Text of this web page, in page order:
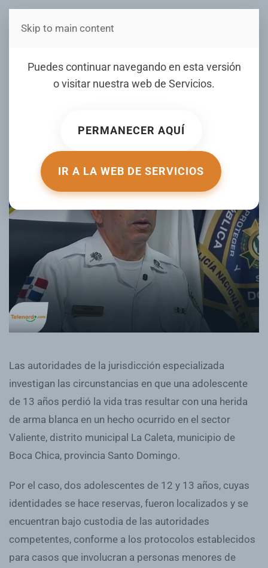
Estás en Telenord Medios
Puedes continuar navegando en esta versión
o visitar nuestra web de Servicios.
PERMANECER AQUÍ
IR A LA WEB DE SERVICIOS
Skip to main content
Autoridades investigan
muerte de adolescente en
ESCRITO POR TELENORD.COM EL10 JUNIO 2026
Las autoridades de la jurisdicción especializada
investigan las circunstancias en que una adolescente
de 13 años perdió la vida tras resultar con una herida
de arma blanca en un hecho ocurrido en el sector
Valiente, distrito municipal La Caleta, municipio de
Boca Chica, provincia Santo Domingo.
Por el caso, dos adolescentes de 12 y 13 años, cuyas
identidades se hace reservas, fueron localizados y se
encuentran bajo custodia de las autoridades
competentes, conforme a los protocolos establecidos
para casos que involucran a personas menores de